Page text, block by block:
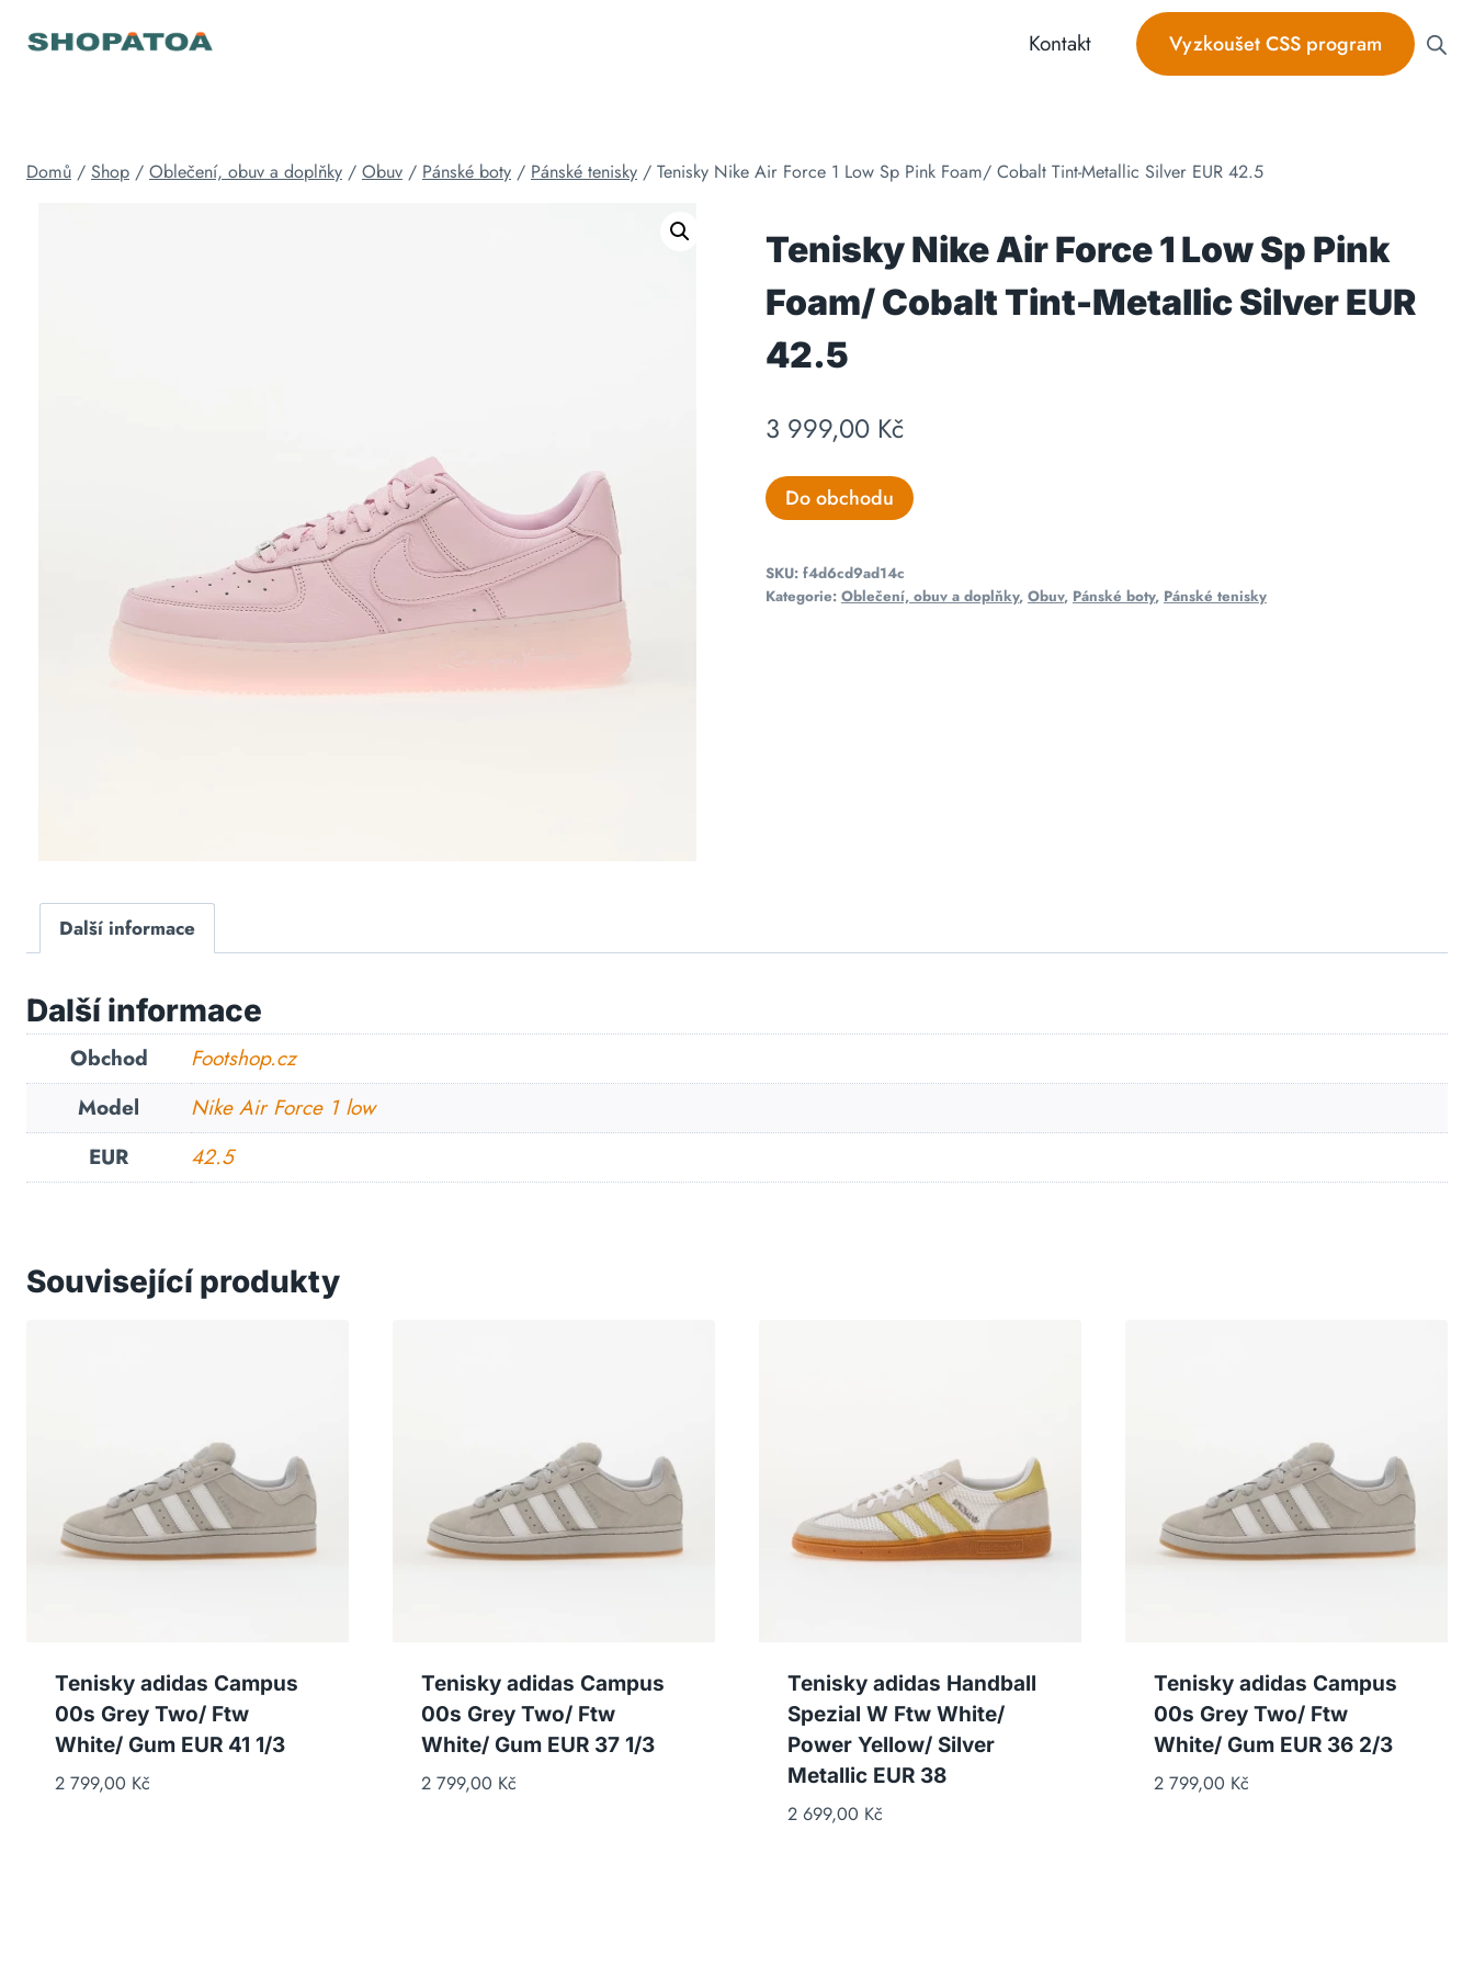
Kontakt Vyzkoušet CSS program
Domů / Shop / Oblečení, obuv a doplňky / Obuv / Pánské boty / Pánské tenisky / Tenisky Nike Air Force 1 Low Sp Pink Foam/ Cobalt Tint-Metallic Silver EUR 42.5
Tenisky Nike Air Force 1 Low Sp Pink
Foam/ Cobalt Tint-Metallic Silver EUR
42.5
3 999,00 Kč
Do obchodu
SKU: f4d6cd9ad14c
Kategorie: Oblečení, obuv a doplňky, Obuv, Pánské boty, Pánské tenisky
Další informace
Další informace
Obchod
Footshop.cz
Model
Nike Air Force 1 low
EUR
42.5
Související produkty
Tenisky adidas Campus
00s Grey Two/ Ftw
White/ Gum EUR 41 1/3
2 799,00 Kč
Tenisky adidas Campus
00s Grey Two/ Ftw
White/ Gum EUR 37 1/3
2 799,00 Kč
Tenisky adidas Handball
Spezial W Ftw White/
Power Yellow/ Silver
Metallic EUR 38
2 699,00 Kč
Tenisky adidas Campus
00s Grey Two/ Ftw
White/ Gum EUR 36 2/3
2 799,00 Kč